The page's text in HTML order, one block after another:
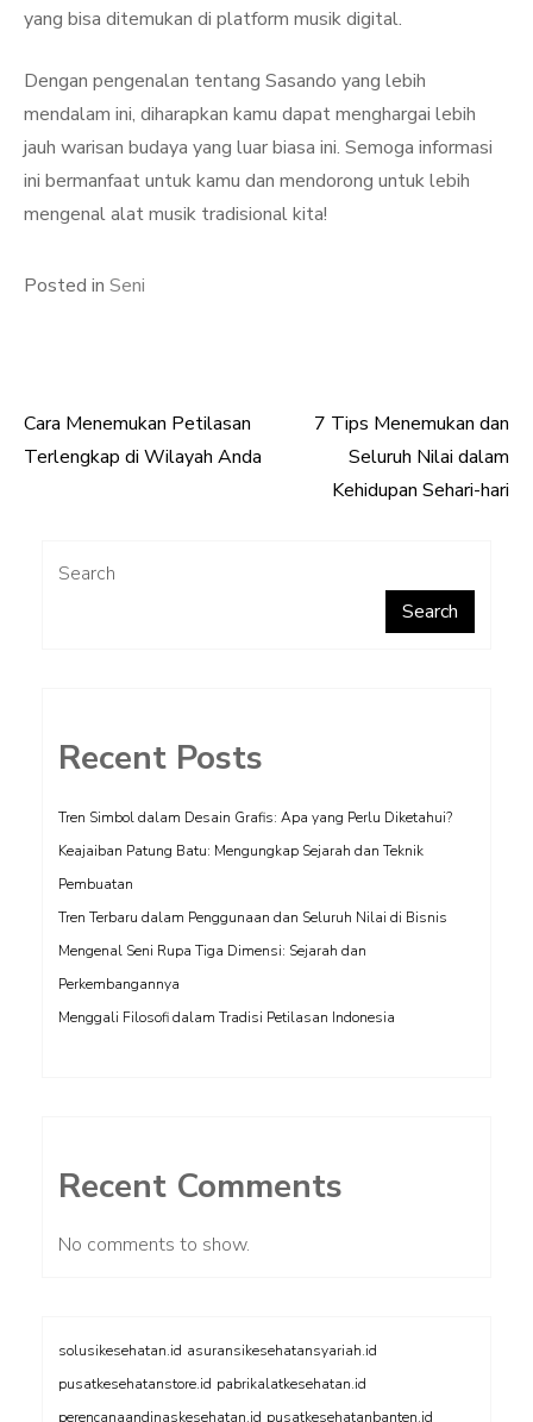
yang bisa ditemukan di platform musik digital.
Dengan pengenalan tentang Sasando yang lebih
mendalam ini, diharapkan kamu dapat menghargai lebih
jauh warisan budaya yang luar biasa ini. Semoga informasi
ini bermanfaat untuk kamu dan mendorong untuk lebih
mengenal alat musik tradisional kita!
Posted in Seni
Post
Cara Menemukan Petilasan
Terlengkap di Wilayah Anda
7 Tips Menemukan dan
Seluruh Nilai dalam
Kehidupan Sehari-hari
Search
Search
Recent Posts
Tren Simbol dalam Desain Grafis: Apa yang Perlu Diketahui?
Keajaiban Patung Batu: Mengungkap Sejarah dan Teknik
Pembuatan
Tren Terbaru dalam Penggunaan dan Seluruh Nilai di Bisnis
Mengenal Seni Rupa Tiga Dimensi: Sejarah dan
Perkembangannya
Menggali Filosofi dalam Tradisi Petilasan Indonesia
Recent Comments
No comments to show.
solusikesehatan.id asuransikesehatansyariah.id
pusatkesehatanstore.id pabrikalatkesehatan.id
perencanaandinaskesehatan.id pusatkesehatanbanten.id